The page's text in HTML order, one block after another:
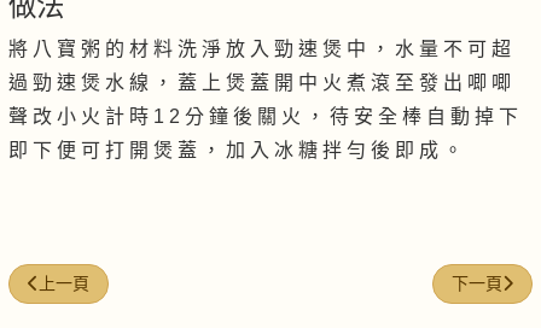
做法
將 八 寶 粥 的 材 料 洗 淨 放 入 勁 速 煲 中 ， 水 量 不 可 超
過 勁 速 煲 水 線 ， 蓋 上 煲 蓋 開 中 火 煮 滾 至 發 出 唧 唧
聲 改 小 火 計 時 1 2 分 鐘 後 關 火 ， 待 安 全 棒 自 動 掉 下
即 下 便 可 打 開 煲 蓋 ， 加 入 冰 糖 拌 勻 後 即 成 。
上一篇文章: 芡實瘦肉粥
上一頁 下一篇文章
下一頁